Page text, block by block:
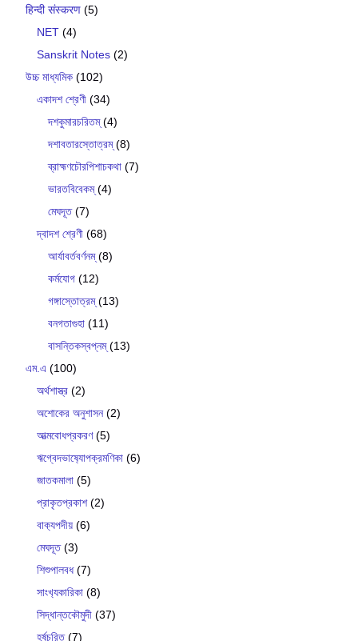
हिन्दी संस्करण (5)
NET (4)
Sanskrit Notes (2)
উচ্চ মাধ্যমিক (102)
একাদশ শ্রেণী (34)
দশকুমারচরিতম্(4)
দশাবতারস্তোত্রম্(8)
ব্রাহ্মণচৌরপিশাচকথা (7)
ভারতবিবেকম্(4)
মেঘদূত(7)
দ্বাদশ শ্রেণী (68)
আর্যাবর্তবর্ণনম্(8)
কর্মযোগ (12)
গঙ্গাস্তোত্রম্(13)
বনগতাগুহা (11)
বাসন্তিকস্বপ্নম্(13)
এম.এ (100)
অর্থশাস্ত্র (2)
অশোকের অনুশাসন(2)
আত্মবোধপ্রকরণ(5)
ঋগ্বেদভাষ‍্যোপক্রমণিকা (6)
জাতকমালা (5)
প্রাকৃতপ্রকাশ(2)
বাক‍্যপদীয় (6)
মেঘদূত(3)
শিশুপালবধ(7)
সাংখ‍্যকারিকা (8)
সিদ্ধান্তকৌমুদী (37)
হর্ষচরিত(7)